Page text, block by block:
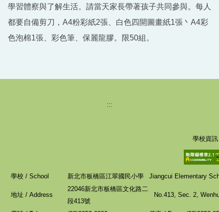
學習體察與了解生活。請當天家長帶著孩子共同參與。每人
都要自備剪刀，A4粉彩紙2張、白色四開圖畫紙1張丶A4彩
色泡棉1張、彩色筆、保麗龍膠。限50組。
:::
學校資訊
學校 / School 新北市板橋區江翠國民小學 Jiangcui Elementary
地址 / Address
22046新北市板橋區文化路二
段413號
No.413, Sec. 2,